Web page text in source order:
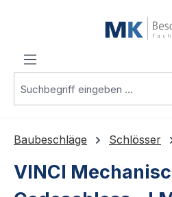
Baubeschläge Schlösser
VINCI